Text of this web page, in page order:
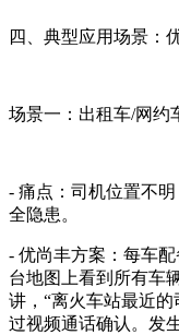
四、典型应用场景：
场景一：出租车/网约
- 痛点：司机位置不
全隐患。
- 优尚丰方案：每车
台地图上看到所有车
讲，“离火车站最近
过视频通话确认。发